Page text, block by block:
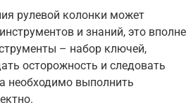
рулевой колонки может
и знаний, это вполне
– набор ключей,
осторожность и следовать
необходимо выполнить